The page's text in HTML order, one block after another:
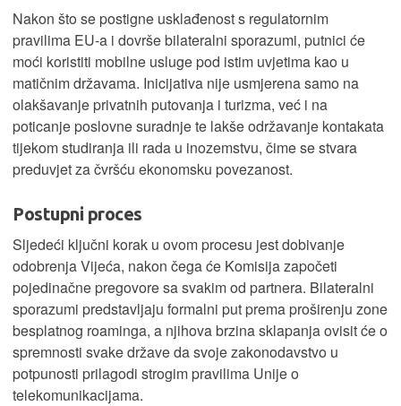
Nakon što se postigne usklađenost s regulatornim
pravilima EU-a i dovrše bilateralni sporazumi, putnici će
moći koristiti mobilne usluge pod istim uvjetima kao u
matičnim državama. Inicijativa nije usmjerena samo na
olakšavanje privatnih putovanja i turizma, već i na
poticanje poslovne suradnje te lakše održavanje kontakata
tijekom studiranja ili rada u inozemstvu, čime se stvara
preduvjet za čvršću ekonomsku povezanost.
Postupni proces
Sljedeći ključni korak u ovom procesu jest dobivanje
odobrenja Vijeća, nakon čega će Komisija započeti
pojedinačne pregovore sa svakim od partnera. Bilateralni
sporazumi predstavljaju formalni put prema proširenju zone
besplatnog roaminga, a njihova brzina sklapanja ovisit će o
spremnosti svake države da svoje zakonodavstvo u
potpunosti prilagodi strogim pravilima Unije o
telekomunikacijama.